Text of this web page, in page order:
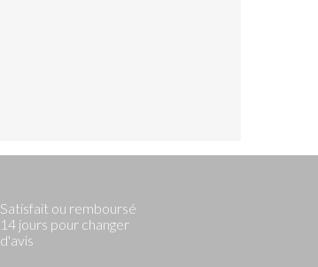
Satisfait ou remboursé
14 jours pour changer
d'avis